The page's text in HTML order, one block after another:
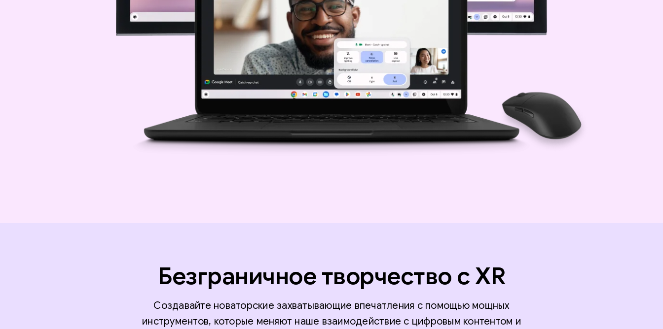
Безграничное творчество с XR
Создавайте новаторские захватывающие впечатления с помощью мощных
инструментов, которые меняют наше взаимодействие с цифровым контентом и